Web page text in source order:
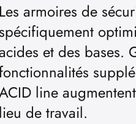
Les armoires de
spécifiquement
et des bases.
fonctionnalités
line
lieu de travail.